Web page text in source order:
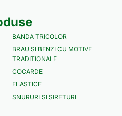
BANDA TRICOLOR
BRAU SI BENZI CU MOTIVE
TRADITIONALE
COCARDE
ELASTICE
SNURURI SI SIRETURI